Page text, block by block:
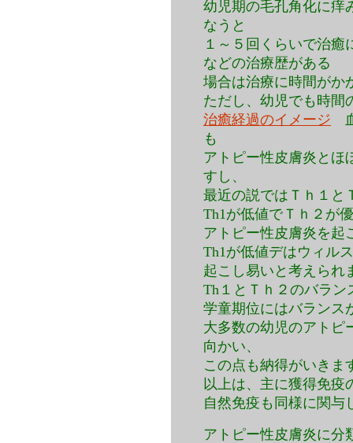
幼児期の毛孔角化に痒
なうと
１～５回くらいで治癒
などの治療歴がある
場合は治療に時間がか
ただし、幼児でも時間
治癒経過のイメージ
も
アトピー性皮膚炎とほ
すし、
最近の説ではＴｈ１と
Th1が低値でＴｈ２が
アトピー性皮膚炎を起
Th1が低値デはウィル
起こし易いと考えられ
Th１とＴｈ２のバラ
学童期位にはバランス
大多数の幼児のアトピ
向かい、
この点も納得がいきま
以上は、主に獲得免疫
自然免疫も同様に関与
アトピー性皮膚炎に分